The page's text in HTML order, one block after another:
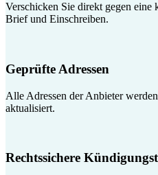
Verschicken Sie direkt gegen
Brief und Einschreiben.
Geprüfte Adressen
Alle Adressen der Anbieter
aktualisiert.
Rechtssichere